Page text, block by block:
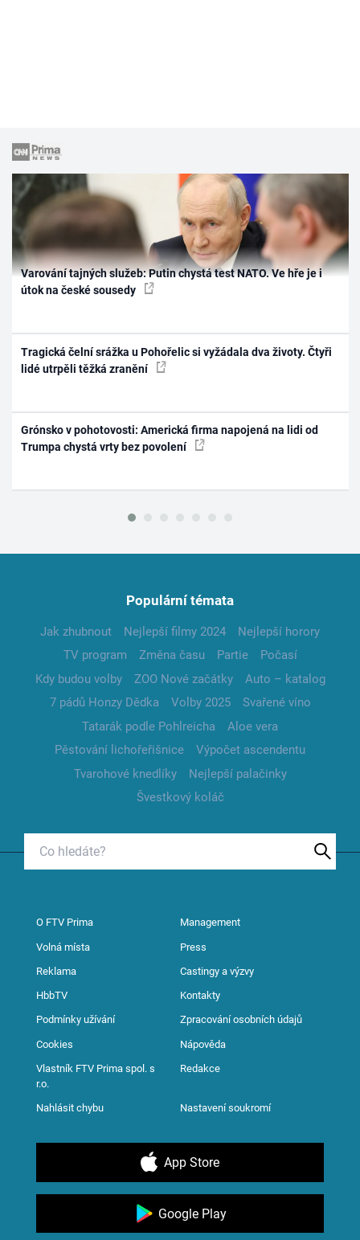
Varování tajných služeb: Putin chystá test NATO. Ve hře je i
útok na české sousedy
Tragická čelní srážka u Pohořelic si vyžádala dva životy. Čtyři
lidé utrpěli těžká zranění
Grónsko v pohotovosti: Americká firma napojená na lidi od
Trumpa chystá vrty bez povolení
Populární témata
Jak zhubnout Nejlepší filmy 2024
Nejlepší horory
TV program
Změna času Partie
Počasí
Kdy budou volby
ZOO Nové začátky
Auto – katalog
7 pádů Honzy Dědka
Volby 2025
Svařené víno
Tatarák podle Pohlreicha
Aloe vera
Pěstování lichořeřišnice
Výpočet ascendentu
Tvarohové knedlíky
Nejlepší palačinky
Švestkový koláč
O FTV Prima Management
Volná místa Press
Reklama Castingy a výzvy
HbbTV Kontakty
Podmínky užívání Zpracování osobních údajů
Cookies Nápověda
Vlastník FTV Prima spol. s
r.o.
Redakce
Nahlásit chybu Nastavení soukromí
App Store
Google Play